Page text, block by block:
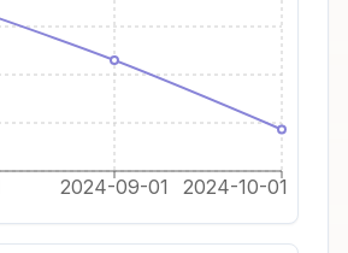
2024-09-01 2024-10-01